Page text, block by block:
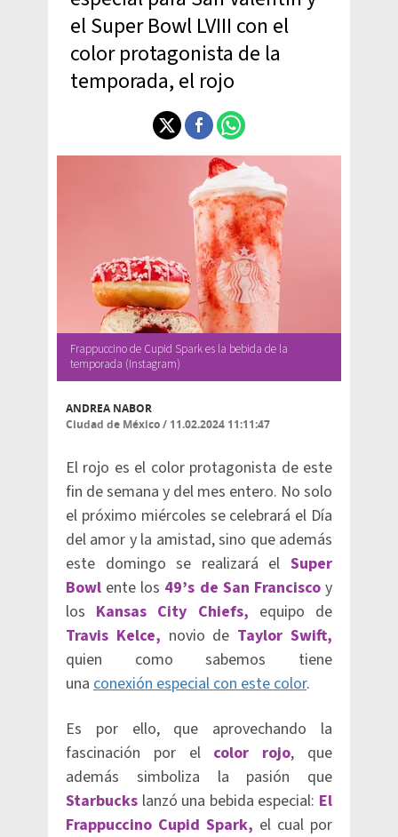
el Super Bowl LVIII con el
color protagonista de la
temporada, el rojo
Frappuccino de Cupid Spark es la bebida de la
temporada (Instagram)
ANDREA NABOR
Ciudad de México/ 11.02.2024 11:11:47
El rojo es el color protagonista de este
fin de semana y del mes entero. No solo
el próximo miércoles se celebrará el Día
del amor y la amistad, sino que además
este domingo se realizará el Super
Bowl ente los 49’s de San Franciscoy
los Kansas City Chiefs, equipo de
Travis Kelce, novio de Taylor Swift,
quien como sabemos tiene
una conexión especial con este color.
Es por ello, que aprovechando la
fascinación por el color rojo, que
además simboliza la pasión que
Starbucks lanzó una bebida especial: El
Frappuccino Cupid Spark, el cual por